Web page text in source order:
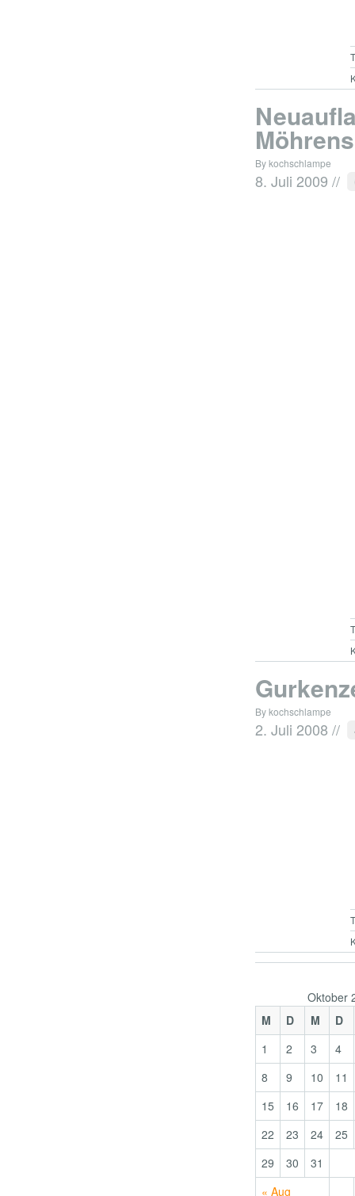
By kochschlampe
8. Juli 2009 //
By kochschlampe
2. Juli 2008 //
Oktober
M
D M D
« Aug
1 2 3 4
8
9 10 11
15
16 17 18
22
23 24 25
29
30 31